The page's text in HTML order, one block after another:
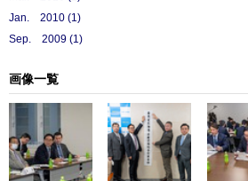
Jan. 2010 (1)
Sep. 2009 (1)
画像一覧